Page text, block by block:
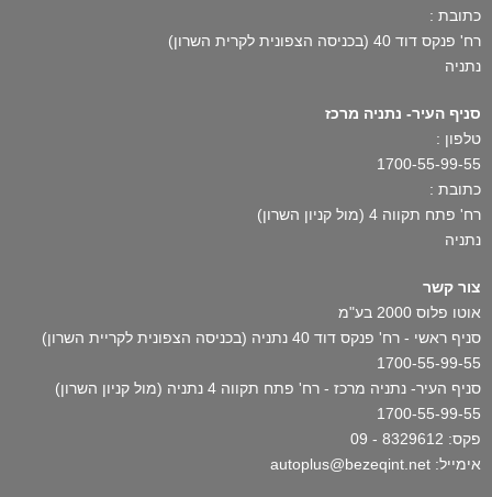
כתובת :
רח' פנקס דוד 40 (בכניסה הצפונית לקרית השרון)
נתניה
סניף העיר- נתניה מרכז
טלפון :
1700-55-99-55
כתובת :
רח' פתח תקווה 4 (מול קניון השרון)
נתניה
צור קשר
אוטו פלוס 2000 בע"מ
סניף ראשי - רח' פנקס דוד 40 נתניה (בכניסה הצפונית לקריית השרון)
1700-55-99-55
סניף העיר- נתניה מרכז - רח' פתח תקווה 4 נתניה (מול קניון השרון)
1700-55-99-55
פקס: 8329612 - 09
אימייל: autoplus@bezeqint.net